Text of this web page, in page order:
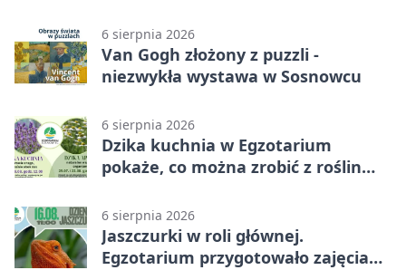
6 sierpnia 2026
Van Gogh złożony z puzzli -
niezwykła wystawa w Sosnowcu
6 sierpnia 2026
Dzika kuchnia w Egzotarium
pokaże, co można zrobić z roślin
6 sierpnia 2026
Jaszczurki w roli głównej.
Egzotarium przygotowało zajęcia